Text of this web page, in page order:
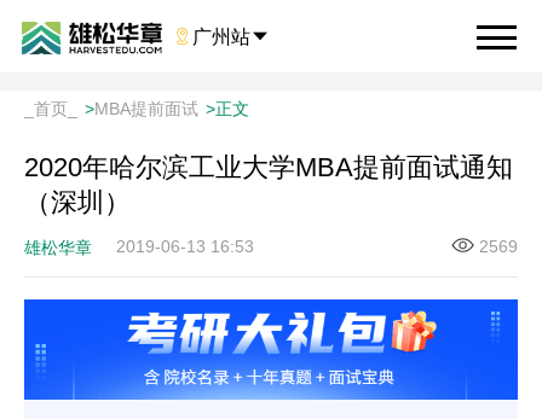
 广州站
_首页_ >MBA提前面试 >正文
2020年哈尔滨工业大学MBA提前面试通知
（深圳）
雄松华章 2019-06-13 16:53 2569